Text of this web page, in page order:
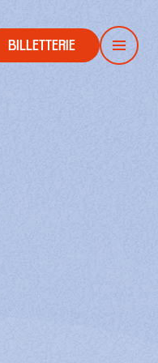
BILLETTERIE Menu